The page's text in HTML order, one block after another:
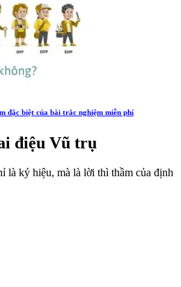
đặc biệt của bài trắc nghiệm miễn phí
điệu Vũ trụ
là ký hiệu, mà là lời thì thầm của định